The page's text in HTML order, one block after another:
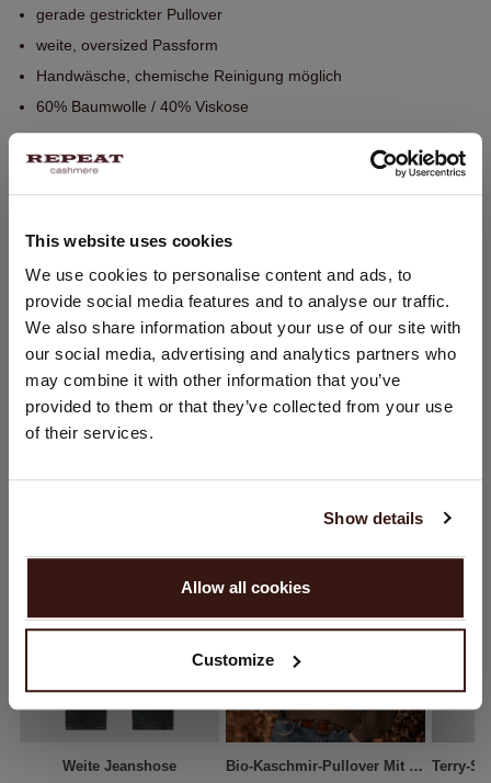
This website uses cookies
We use cookies to personalise content and ads, to
provide social media features and to analyse our traffic.
We also share information about your use of our site with
our social media, advertising and analytics partners who
may combine it with other information that you’ve
provided to them or that they’ve collected from your use
of their services.
Show details
Allow all cookies
Customize
gerade gestrickter Pullover
weite, oversized Passform
Handwäsche, chemische Reinigung möglich
60% Baumwolle / 40% Viskose
PFLEGEHINWEISE
VERSAND & RÜCKGABE
DAS KÖNNTE IHNEN AUCH GEFALLEN
Weite Jeanshose Bio-Kaschmir-Pullover Mit Rundhalsausschnitt
STANDORT ÄNDERN
Sie besuchen Repeat cashmere von Niederlande (€) aus.
Möchten Sie Ihre Standort aktualisieren?
Vereinigte Staaten ($)
WEITER